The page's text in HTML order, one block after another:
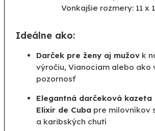
Vonkajšie rozmery: 11 x
Ideálne ako:
Darček pre ženy aj mužovk
výročiu, Vianociam alebo ako
pozornosť
Elegantná darčeková kazeta
Elixir de Cubapre milovníkov
a karibských chutí